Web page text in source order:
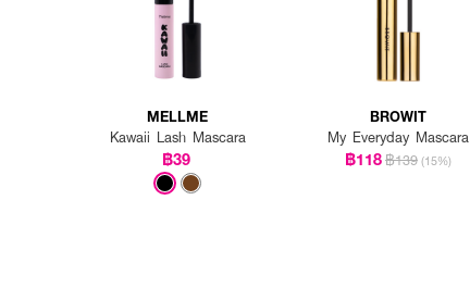
MELLME
Kawaii Lash Mascara
฿39
BROWIT
My Everyday Mascara
฿118฿139 (15%)